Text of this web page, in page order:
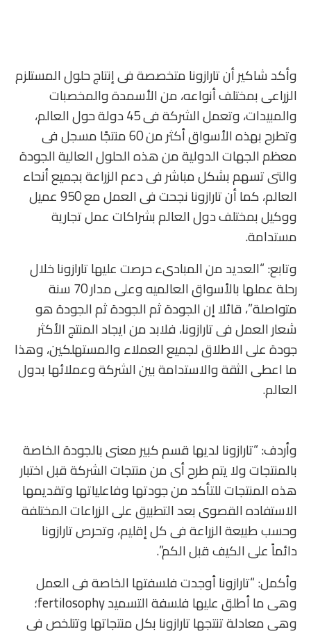
وأكد شاكير أن تارازونا متخصصة فى إنتاج حلول المستلزم
الزراعى بمختلف أنواعه، من الأسمدة والمخصبات
والمبيدات، وتعمل الشركة فى 45 دولة حول العالم،
وتطرح بهذه الأسواق أكثر من 60 منتجًا مسجل فى
معظم الجهات الدولية من هذه الحلول العالية الجودة
والتى تسهم بشكل مباشر فى دعم الزراعة بجميع أنحاء
العالم، كما أن تارازونا نجحت فى العمل مع 950 عميل
ووكيل بمختلف دول العالم بشراكات عمل تجارية
مستدامة.
وتابع: “العديد من المبادىء حرصت عليها تارازونا خلال
رحلة عملها بالأسواق العالميه وعلى مدار 70 سنة
متواصلة”، قائلا إن الجودة ثم الجودة ثم الجودة هو
شعار العمل فى تارازونا، فلابد من ايجاد المنتج الأكثر
جودة على الاطلاق لجميع العملاء والمستهلكين، وهذا
ما اعطى الثقة والاستدامة بين الشركة وعملائها بدول
العالم.
وأردف: “تارازونا لديها قسم كبير معنى بالجودة الخاصة
بالمنتجات ولا يتم طرح أى من منتجات الشركة قبل اختبار
هذه المنتجات للتأكد من جودتها وفاعلياتها وتقديمها
الاستفاده القصوى بعد التطبيق على الزراعات المختلفة
وحسب طبيعة الزراعة فى كل إقليم، وتحرص تارازونا
دائماً على الكيف قبل الكم”.
وأكمل: “تارازونا أوجدت فلسفتها الخاصة فى العمل
وهى ما أطلق عليها فلسفة التسميد fertilosophy؛
وهى معادلة تنتجها تارازونا بكل منتجاتها وتتلخص فى